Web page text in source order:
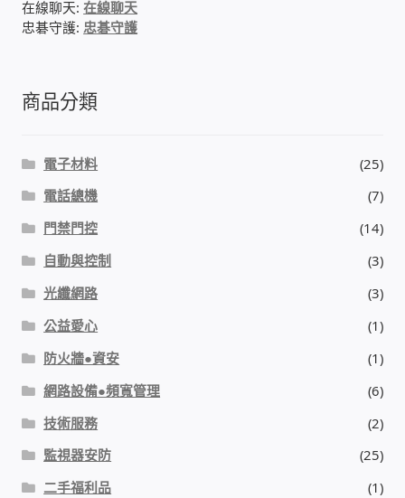
太陽能系統監視器
監視器RS485開門開鐵門開燈開保全
監控健檢‧舊換新專案
監控安防 工具 軟體 手冊
電話總機 對講機
迅時數位網路電話總機
IP-PBX 租賃 借測 (雲端總機)
通航國際(Tonnet)
在線聊天:在線聊天
忠碁守護:忠碁守護
商品分類
電子材料
(25)
電話總機
(7)
門禁門控
(14)
自動與控制
(3)
光纖網路
(3)
公益愛心
(1)
防火牆●資安
(1)
網路設備●頻寬管理
(6)
技術服務
(2)
監視器安防
(25)
二手福利品
(1)